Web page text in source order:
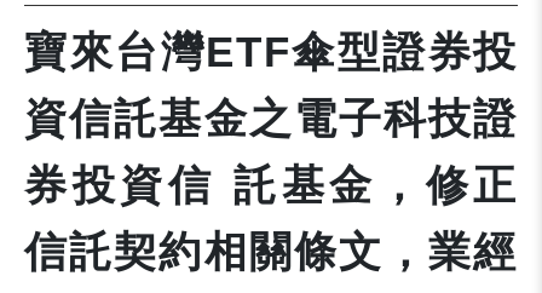
寶來台灣ETF傘型證券投
資信託基金之電子科技證
券投資信 託基金，修正
信託契約相關條文，業經